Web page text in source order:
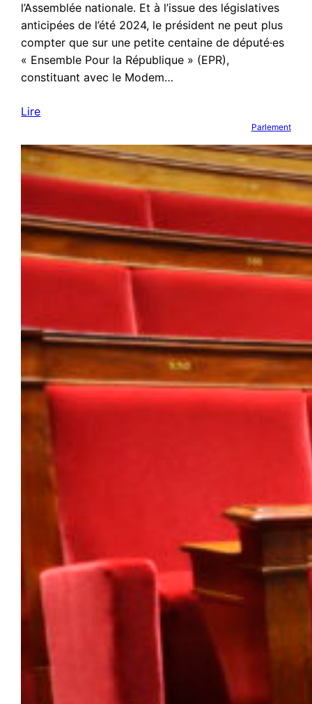
l’Assemblée nationale. Et à l’issue des législatives
anticipées de l’été 2024, le président ne peut plus
compter que sur une petite centaine de député·es
« Ensemble Pour la République » (EPR),
constituant avec le Modem…
Lire
Parlement